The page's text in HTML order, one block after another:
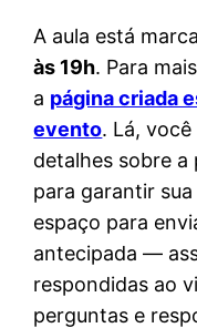
A aula está
às 19h. Para
a página criada
evento. Lá,
detalhes sobre
para garantir
espaço para
antecipada —
respondidas ao
perguntas e